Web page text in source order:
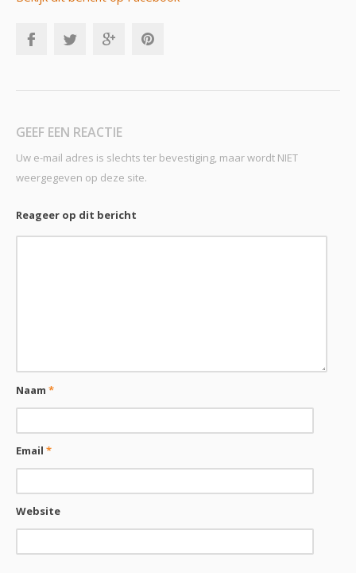
GEEF EEN REACTIE
Uw e-mail adres is slechts ter bevestiging, maar wordt NIET
weergegeven op deze site.
Reageer op dit bericht
Naam*
Email*
Website